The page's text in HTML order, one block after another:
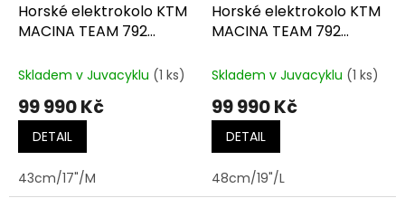
Horské elektrokolo KTM
MACINA TEAM 792
Skladem v Juvacyklu (1 ks)
99 990 Kč
DETAIL
43cm/17"/M
Horské elektrokolo KTM
MACINA TEAM 792
Skladem v Juvacyklu (1 ks)
99 990 Kč
DETAIL
48cm/19"/L